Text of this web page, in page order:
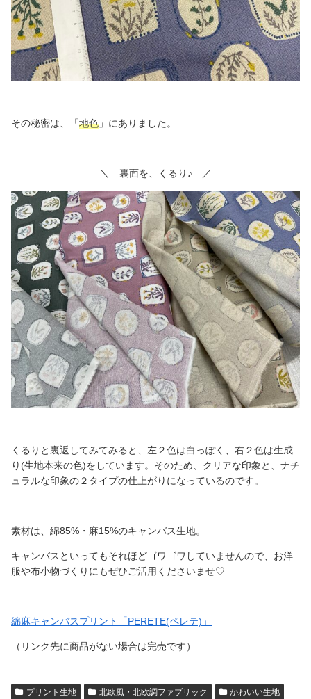
その秘密は、「地色 」にありました。
＼ 裏面を、くるり♪ ／
くるりと裏返してみてみると、左２色は白っぽく、右２色は生成
り(生地本来の色)をしています。そのため、クリアな印象と、ナチ
ュラルな印象の２タイプの仕上がりになっているのです。
素材は、綿85%・麻15%のキャンバス生地。
キャンバスといってもそれほどゴワゴワしていませんので、お洋
服や布小物づくりにもぜひご活用くださいませ♡
綿麻キャンバスプリント「PERETE(ペレテ)」
（リンク先に商品がない場合は完売です）
プリント生地 北欧風・北欧調ファブリック かわいい生地